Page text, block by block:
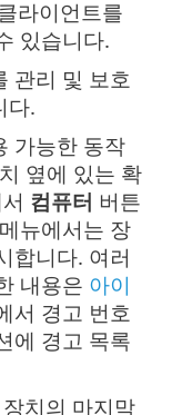
라이언트를
있습니다.
관리 및 보호
다.
가능한 동작
옆에 있는 확
컴퓨터 버튼
메뉴에서는 장
합니다. 여러
내용은 아이
서 경고 번호
에 경고 목록
치의 마지막